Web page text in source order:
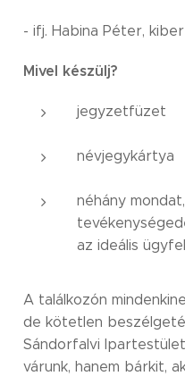
- ifj. Habina Péter,
Mivel készülj?
jegyzetfüzet
névjegykártya
néhány
az ideális
A találkozón
de kötetlen
Sándorfalvi
várunk, hanem bárkit,